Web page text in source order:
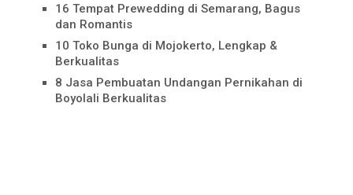
16 Tempat Prewedding di Semarang, Bagus
dan Romantis
10 Toko Bunga di Mojokerto, Lengkap &
Berkualitas
8 Jasa Pembuatan Undangan Pernikahan di
Boyolali Berkualitas